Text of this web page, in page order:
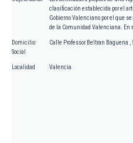
clasificación establecida por el
Gobierno Valenciano por el que
de la Comunidad Valenciana. En
Domicilio
Social
Calle Professor Beltran Baguena ,
Localidad Valencia